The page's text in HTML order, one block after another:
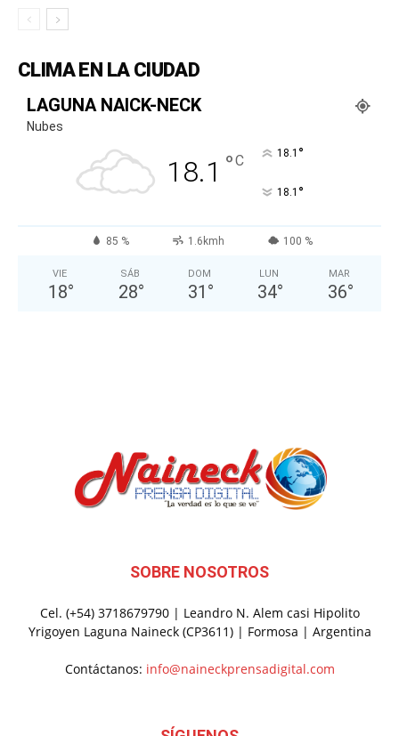
CLIMA EN LA CIUDAD
LAGUNA NAICK-NECK
Nubes
18.1 °C 18.1 °
18.1 °
85 % 1.6kmh 100 %
VIE
18°
SÁB
28°
DOM
31 °
LUN
34°
MAR
36°
SOBRE NOSOTROS
Cel. (+54) 3718679790 | Leandro N. Alem casi Hipolito
Yrigoyen Laguna Naineck (CP3611) | Formosa | Argentina
Contáctanos: info@naineckprensadigital.com